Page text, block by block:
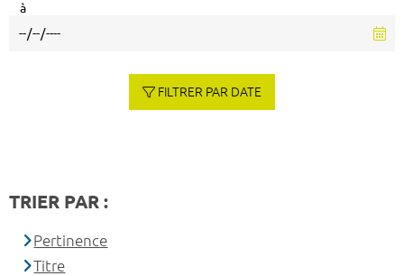
à
FILTRER PAR DATE
TRIER PAR :
Pertinence
Titre